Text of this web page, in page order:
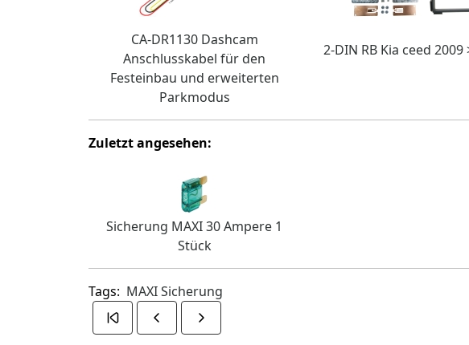
CA-DR1130 Dashcam
Anschlusskabel für den
Festeinbau und erweiterten
Parkmodus
2-DIN RB Kia ceed
Zuletzt angesehen:
Sicherung MAXI 30 Ampere 1
Stück
Tags: MAXI Sicherung